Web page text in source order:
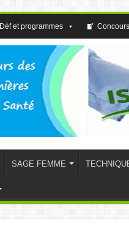
Déf et programmes
SAGE FEMME